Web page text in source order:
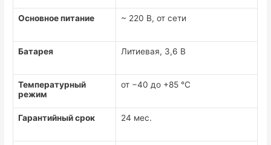
Основное питание ~ 220 В, от сети
Батарея Литиевая, 3,6 В
Температурный
режим
от −40 до +85 °C
Гарантийный срок 24 мес.